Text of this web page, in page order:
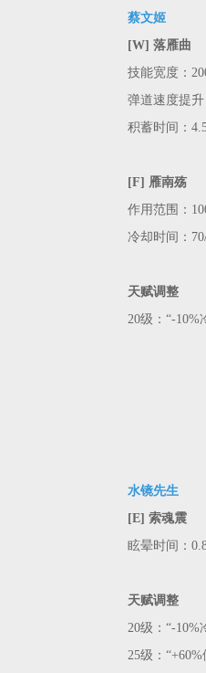
蔡文姬
[W] 落雁曲
技能宽度：
弹道速度提升
积蓄时间：
[F] 雁南殇
作用范围：
冷却时间：
天赋调整
20级：“-10%
水镜先生
[E] 索魂震
眩晕时间：
天赋调整
20级：“-10%
25级：